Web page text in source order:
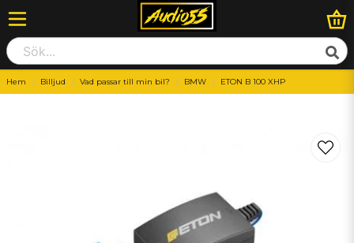
Hem Billjud Vad passar till min bil? BMW ETON B 100 XHP